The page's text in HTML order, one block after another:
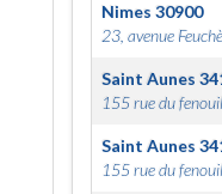
Nimes 30900
23, avenue
Saint Aunes
155 rue du
Saint Aunes
155 rue du